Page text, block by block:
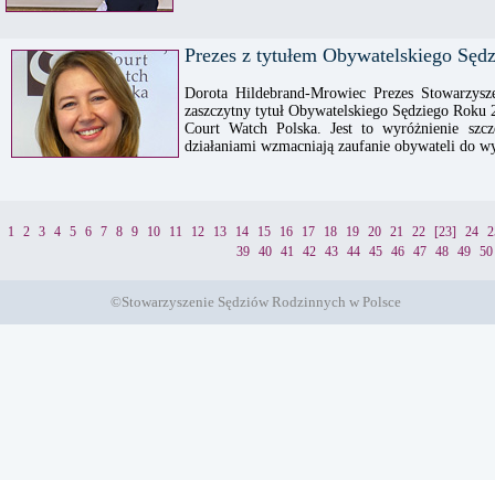
Prezes z tytułem Obywatelskiego
Dorota Hildebrand-Mrowiec Prezes
zaszczytny tytuł Obywatelskiego Sędziego Roku
Court Watch Polska. Jest to wyróżnienie
działaniami wzmacniają zaufanie obywateli do
1 2 3 4 5 6 7 8 9 10 11 12 13 14 15 16 17 18 19 20 21 22 [23] 24
39
40 41 42 43 44 45 46 47 48 49 50
©Stowarzyszenie Sędziów Rodzinnych w Polsce